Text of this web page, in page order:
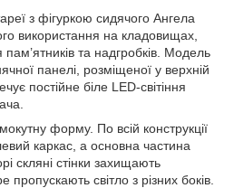
з фігуркою сидячого Ангела
використання на кладовищах,
та надгробків. Модель
панелі, розміщеної у верхній
постійне біле LED-світіння
форму. По всій конструкції
каркас, а основна частина
скляні стінки захищають
пропускають світло з різних боків.